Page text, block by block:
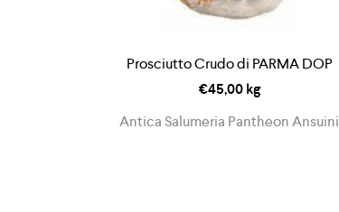
Prosciutto Crudo di PARMA DOP
€45,00kg
Antica Salumeria Pantheon Ansuini